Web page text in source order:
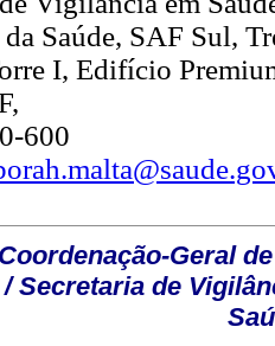
Saúde, SAF Sul,
I, Edifício
600
Coordenação-Geral
Secretaria de